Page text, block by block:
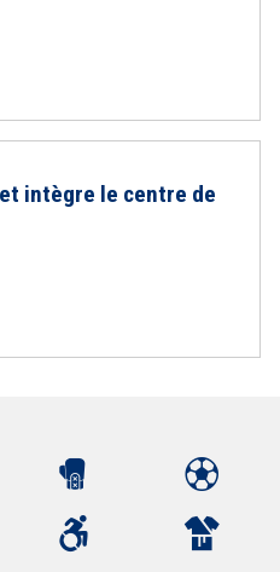
intègre le centre de